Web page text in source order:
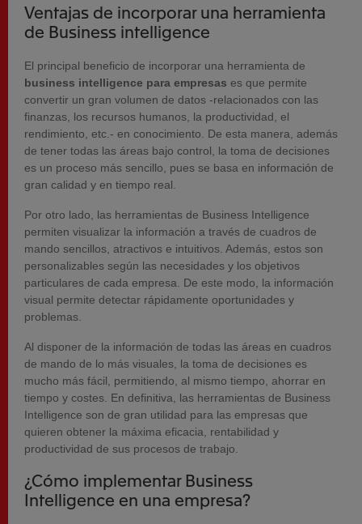
Ventajas de incorporar una herramienta
de Business intelligence
El principal beneficio de incorporar una herramienta de
business intelligence para empresas es que permite
convertir un gran volumen de datos -relacionados con las
finanzas, los recursos humanos, la productividad, el
rendimiento, etc.- en conocimiento. De esta manera, además
de tener todas las áreas bajo control, la toma de decisiones
es un proceso más sencillo, pues se basa en información de
gran calidad y en tiempo real.
Por otro lado, las herramientas de Business Intelligence
permiten visualizar la información a través de cuadros de
mando sencillos, atractivos e intuitivos. Además, estos son
personalizables según las necesidades y los objetivos
particulares de cada empresa. De este modo, la información
visual permite detectar rápidamente oportunidades y
problemas.
Al disponer de la información de todas las áreas en cuadros
de mando de lo más visuales, la toma de decisiones es
mucho más fácil, permitiendo, al mismo tiempo, ahorrar en
tiempo y costes. En definitiva, las herramientas de Business
Intelligence son de gran utilidad para las empresas que
quieren obtener la máxima eficacia, rentabilidad y
productividad de sus procesos de trabajo.
¿Cómo implementar Business
Intelligence en una empresa?